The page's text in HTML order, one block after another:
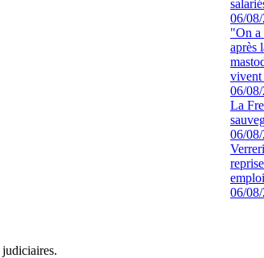
06/
"On a
après
vivent
06/
La
06/
06/